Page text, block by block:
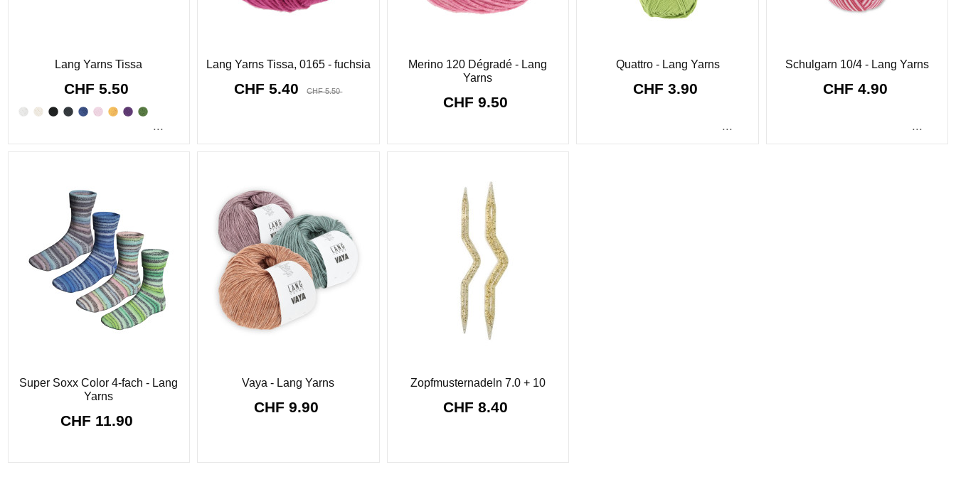
Lang Yarns Tissa
CHF 5.50
...
Lang Yarns Tissa, 0165 - fuchsia
CHF 5.40 CHF 5.50
Merino 120 Dégradé - Lang
Yarns
CHF 9.50
Quattro - Lang Yarns
CHF 3.90
...
Schulgarn 10/4 - Lang Yarns
CHF 4.90
...
Super Soxx Color 4-fach - Lang
Yarns
CHF 11.90
Vaya - Lang Yarns
CHF 9.90
Zopfmusternadeln 7.0 + 10
CHF 8.40